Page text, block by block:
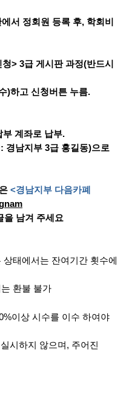
서 정회원 등록 후, 학회비
청> 3급 게시판 과정(반드시
)하고 신청버튼 누름.
부 계좌로 납부.
: 경남지부 3급 홍길동)으로
<경남지부 다음카폐
을 남겨 주세요
태에서는 잔여기간 횟수에
환불 불가
이상 시수를 이수 하여야
시하지 않으며 , 주어진